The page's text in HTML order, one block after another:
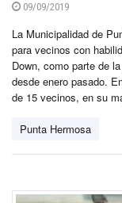
09/09/2019
La Municipalidad de
para vecinos con
Down, como parte de
desde enero pasado.
de 15 vecinos, en su
Punta Hermosa